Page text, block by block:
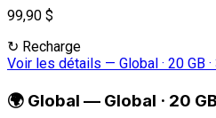
99,90 $
↻ Recharge
Voir les détails — Global · 20 GB
🌍 Global — Global · 20